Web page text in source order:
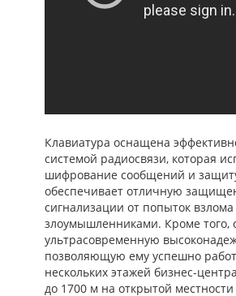
Клавиатура оснащена
системой радиосвязи, которая
шифрование сообщений и
обеспечивает отличную
сигнализации от попыток взлома
злоумышленниками. Кроме того,
ультрасовременную
позволяющую ему успешно
нескольких этажей бизнес-
до 1700 м на открытой